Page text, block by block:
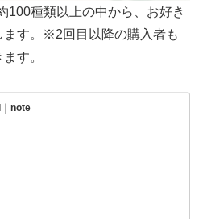
100種類以上の中から、お好き
ます。※2回目以降の購入者も
す。
note